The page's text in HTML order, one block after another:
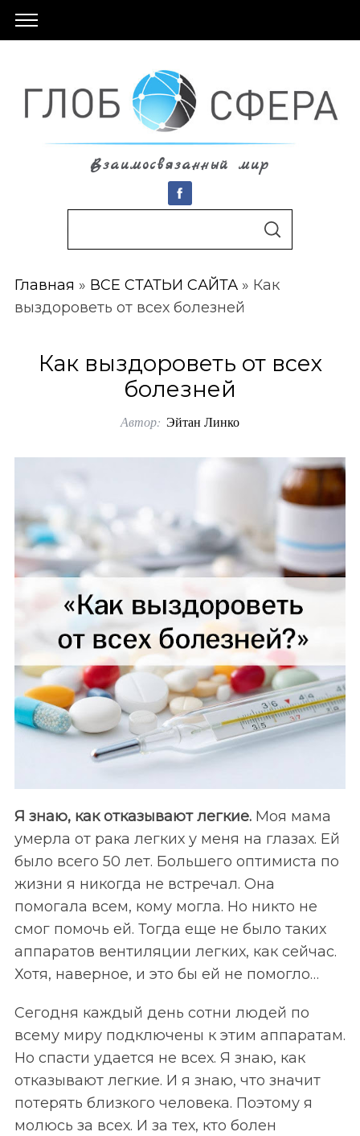
Взаимосвязанный мир
r
c
f
S
C
H
Главная » ВСЕ СТАТЬИ САЙТА» Как
выздороветь от всех болезней
Как выздороветь от всех
болезней
Автор: Эйтан Линко
Я знаю, как отказывают легкие.Моя мама
умерла от рака легких у меня на глазах. Ей
было всего 50 лет. Большего оптимиста по
жизни я никогда не встречал. Она
помогала всем, кому могла. Но никто не
смог помочь ей. Тогда еще не было таких
аппаратов вентиляции легких, как сейчас.
Хотя, наверное, и это бы ей не помогло…
Сегодня каждый день сотни людей по
всему миру подключены к этим аппаратам.
Но спасти удается не всех. Я знаю, как
отказывают легкие. И я знаю, что значит
потерять близкого человека. Поэтому я
молюсь за всех. И за тех, кто болен